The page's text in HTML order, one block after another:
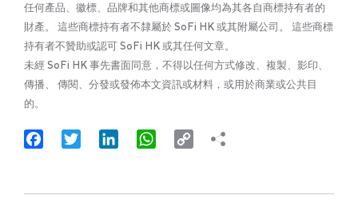
任何產品、徽標、品牌和其他商標或圖像均為其各自商標持有者的
財產。 這些商標持有者不隸屬於 SoFi HK 或其附屬公司。 這些商標
持有者不贊助或認可 SoFi HK 或其任何文章。
未經 SoFi HK 事先書面同意，不得以任何方式修改、複製、影印、
傳播、 傳閱、分發或發佈本文資訊或材料，或用於商業或公共目
的。
FacebookTwitter LinkedInWhatsApp
Copy